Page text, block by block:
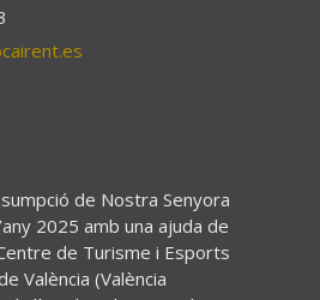
de Nostra Senyora
2025 amb una ajuda de
de Turisme i Esports
València (València